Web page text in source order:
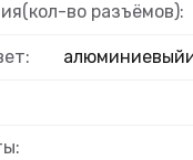
во разъёмов):